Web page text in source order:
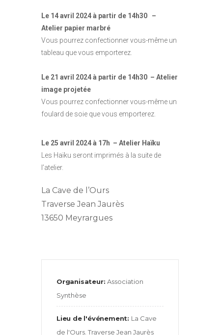
Le 14 avril 2024 à partir de 14h30 –
Atelier papier marbré
Vous pourrez confectionner vous-même un
tableau que vous emporterez.
Le 21 avril 2024 à partir de 14h30 – Atelier
image projetée
Vous pourrez confectionner vous-même un
foulard de soie que vous emporterez.
Le 25 avril 2024 à 17h – Atelier Haïku
Les Haïku seront imprimés à la suite de
l’atelier.
La Cave de l’Ours
Traverse Jean Jaurès
13650 Meyrargues
Organisateur:Association
Synthèse
Lieu de l'événement: La Cave
de l'Ours. Traverse Jean Jaurès